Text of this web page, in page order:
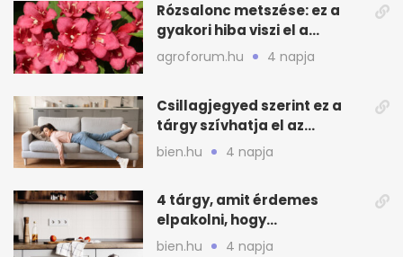
Rózsalonc metszése: ez a
gyakori hiba viszi el a
virágzást
agroforum.hu 4 napja
Csillagjegyed szerint ez a
tárgy szívhatja el az
otthonod energiáját
bien.hu 4 napja
4 tárgy, amit érdemes
elpakolni, hogy
hűvösebbnek tűnjön a lakás
bien.hu 4 napja